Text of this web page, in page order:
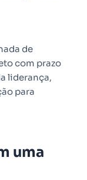
de
com prazo
liderança,
para
uma